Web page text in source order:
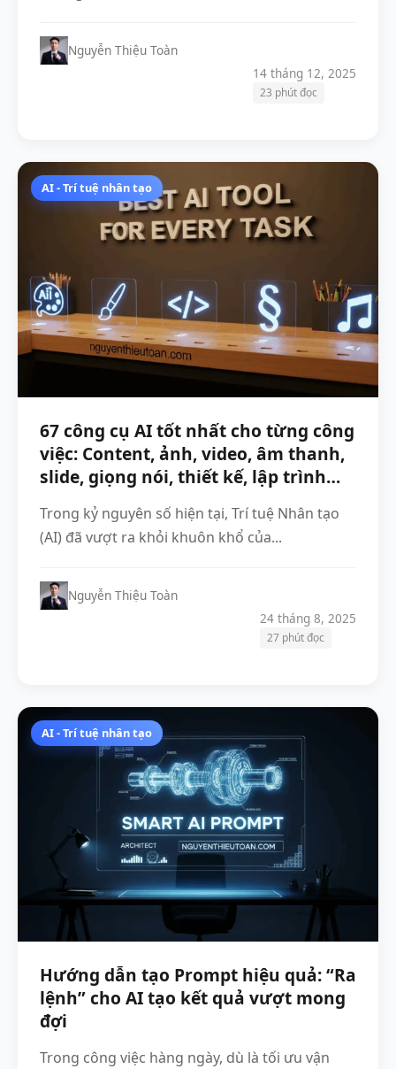
Nguyễn Thiệu Toàn
14 tháng 12, 2025
23 phút đọc
AI - Trí tuệ nhân tạo
67 công cụ AI tốt nhất cho từng công
việc: Content, ảnh, video, âm thanh,
slide, giọng nói, thiết kế, lập trình…
Trong kỷ nguyên số hiện tại, Trí tuệ Nhân tạo
(AI) đã vượt ra khỏi khuôn khổ của...
Nguyễn Thiệu Toàn
24 tháng 8, 2025
27 phút đọc
AI - Trí tuệ nhân tạo
Hướng dẫn tạo Prompt hiệu quả: “Ra
lệnh” cho AI tạo kết quả vượt mong
đợi
Trong công việc hàng ngày, dù là tối ưu vận